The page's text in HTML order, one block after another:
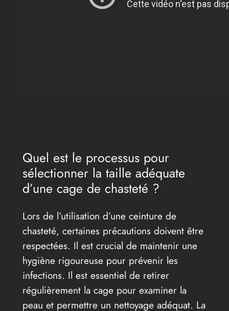
Quel est le processus pour
sélectionner la taille adéquate
d’une cage de chasteté ?
Lors de l’utilisation d’une ceinture de
chasteté, certaines précautions doivent être
respectées. Il est crucial de maintenir une
hygiène rigoureuse pour prévenir les
infections. Il est essentiel de retirer
régulièrement la cage pour examiner la
peau et permettre un nettoyage adéquat. La